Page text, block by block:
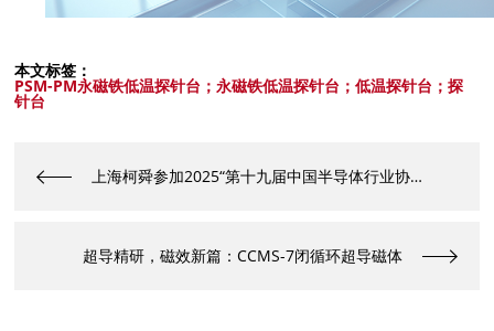
本文标签：
PSM-PM永磁铁低温探针台；永磁铁低温探针台；低温探针台；探
针台
上海柯舜参加2025“第十九届中国半导体行业协会半导体分立器件年会暨2025年中国半导体器件技术创新及产业发展论坛”
超导精研，磁效新篇：CCMS-7闭循环超导磁体